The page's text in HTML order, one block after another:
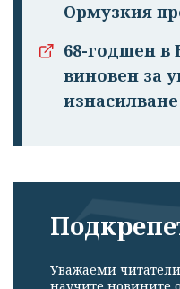
Ормузкия
68-годшен в
виновен за
Уважаеми